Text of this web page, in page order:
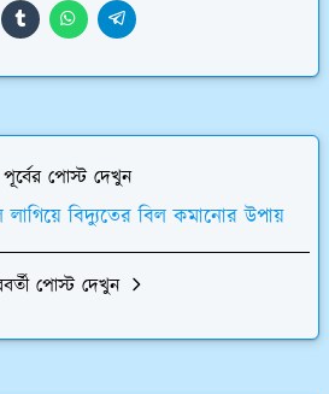
পূর্বের পোস্ট দেখুন
লাগিয়ে বিদ্যুতের বিল কমানোর উপায়
পোস্ট দেখুন